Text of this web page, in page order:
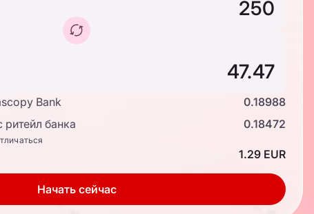
Bank
0.18988
банка
0.18472
1.29 EUR
Начать сейчас